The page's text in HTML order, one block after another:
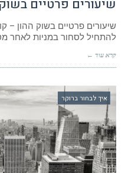
שיעורים פרטיים
שיעורים פרטיים בשוק ההון –
להתחיל לסחור במניות לאחר
קרא עוד ←
איך לבחור ברוקר